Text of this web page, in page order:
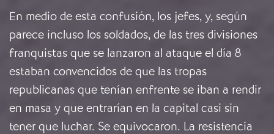
En medio de esta confusión, los jefes, y, según
parece incluso los soldados, de las tres divisiones
franquistas que se lanzaron al ataque el día 8
estaban convencidos de que las tropas
republicanas que tenían enfrente se iban a rendir
en masa y que entrarían en la capital casi sin
tener que luchar. Se equivocaron. La resistencia